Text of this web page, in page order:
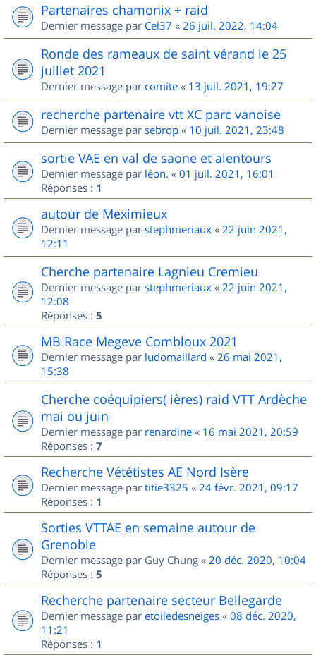
Partenaires chamonix + raid
Dernier message par Cel37 « 26 juil. 2022, 14:04
Ronde des rameaux de saint vérand le 25
juillet 2021
Dernier message par comite « 13 juil. 2021, 19:27
recherche partenaire vtt XC parc vanoise
Dernier message par sebrop « 10 juil. 2021, 23:48
sortie VAE en val de saone et alentours
Dernier message par léon. « 01 juil. 2021, 16:01
Réponses : 1
autour de Meximieux
Dernier message par stephmeriaux « 22 juin 2021,
12:11
Cherche partenaire Lagnieu Cremieu
Dernier message par stephmeriaux « 22 juin 2021,
12:08
Réponses : 5
MB Race Megeve Combloux 2021
Dernier message par ludomaillard « 26 mai 2021,
15:38
Cherche coéquipiers( ières) raid VTT Ardèche
mai ou juin
Dernier message par renardine « 16 mai 2021, 20:59
Réponses : 7
Recherche Vététistes AE Nord Isère
Dernier message par titie3325 « 24 févr. 2021, 09:17
Réponses : 1
Sorties VTTAE en semaine autour de
Grenoble
Dernier message par Guy Chung « 20 déc. 2020, 10:04
Réponses : 5
Recherche partenaire secteur Bellegarde
Dernier message par etoiledesneiges « 08 déc. 2020,
11:21
Réponses : 1